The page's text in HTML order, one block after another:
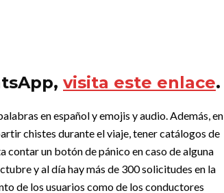
visita este enlace.
en español y emojis y audio. Además, en
chistes durante el viaje, tener catálogos de
contar un botón de pánico en caso de alguna
y al día hay más de 300 solicitudes en la
de los usuarios como de los conductores